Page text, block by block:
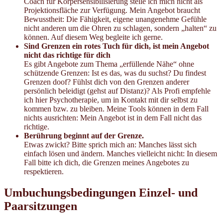
Projektionsfläche zur Verfügung. Mein Angebot braucht
Bewusstheit: Die Fähigkeit, eigene unangenehme Gefühle
nicht anderen um die Ohren zu schlagen, sondern „halten“ zu
können. Auf diesem Weg begleite ich gerne.
Sind Grenzen ein rotes Tuch für dich, ist mein Angebot
nicht das richtige für dich
Es gibt Angebote zum Thema „erfüllende Nähe“ ohne
schützende Grenzen: Ist es das, was du suchst? Du findest
Grenzen doof? Fühlst dich von den Grenzen anderer
persönlich beleidigt (gehst auf Distanz)? Als Profi empfehle
ich hier Psychotherapie, um in Kontakt mit dir selbst zu
kommen bzw. zu bleiben. Meine Tools können in dem Fall
nichts ausrichten: Mein Angebot ist in dem Fall nicht das
richtige.
Berührung beginnt auf der Grenze.
Etwas zwickt? Bitte sprich mich an: Manches lässt sich
einfach lösen und ändern. Manches vielleicht nicht: In diesem
Fall bitte ich dich, die Grenzen meines Angebotes zu
respektieren.
Umbuchungsbedingungen Einzel- und
Paarsitzungen